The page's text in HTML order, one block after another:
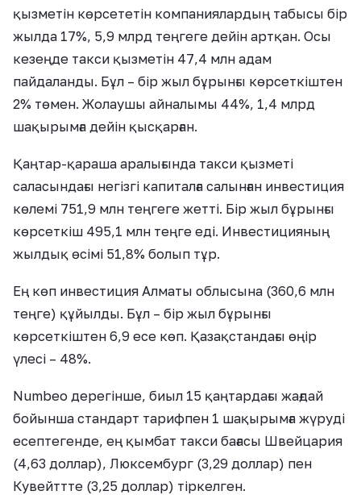
қызметін көрсететін компаниялардың табысы бір
жылда 17%, 5,9 млрд теңгеге дейін артқан. Осы
кезеңде такси қызметін 47,4 млн адам
пайдаланды. Бұл – бір жыл бұрынғы көрсеткіштен
2% төмен. Жолаушы айналымы 44%, 1,4 млрд
шақырымға дейін қысқарған.
Қаңтар-қараша аралығында такси қызметі
саласындағы негізгі капиталға салынған инвестиция
көлемі 751,9 млн теңгеге жетті. Бір жыл бұрынғы
көрсеткіш 495,1 млн теңге еді. Инвестицияның
жылдық өсімі 51,8% болып тұр.
Ең көп инвестиция Алматы облысына (360,6 млн
теңге) құйылды. Бұл – бір жыл бұрынғы
көрсеткіштен 6,9 есе көп. Қазақстандағы өңір
үлесі – 48%.
Numbeo дерегінше, биыл 15 қаңтардағы жағдай
бойынша стандарт тарифпен 1 шақырымға жүруді
есептегенде, ең қымбат такси бағасы Швейцария
(4,63 доллар), Люксембург (3,29 доллар) пен
Кувейттте (3,25 доллар) тіркелген.